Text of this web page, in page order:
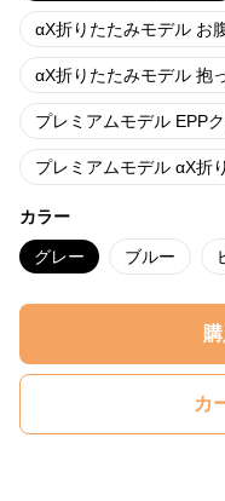
αX折りたたみモデル お
αX折りたたみモデル 抱
プレミアムモデル EPP
プレミアムモデル αX折
カラー
グレー ブルー
カ